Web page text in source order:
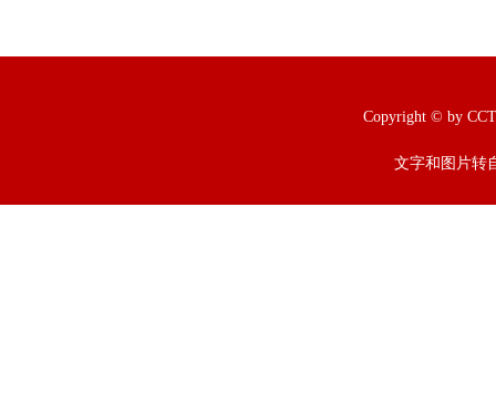
Copyright © by
文字和图片转